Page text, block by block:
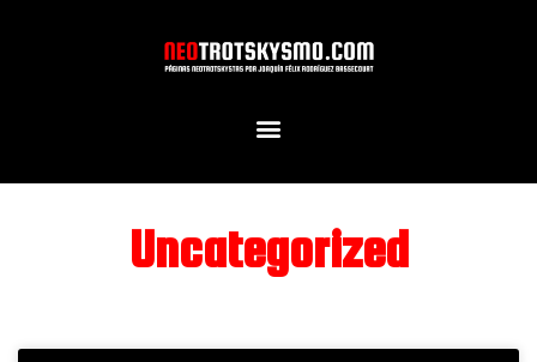
Uncategorized